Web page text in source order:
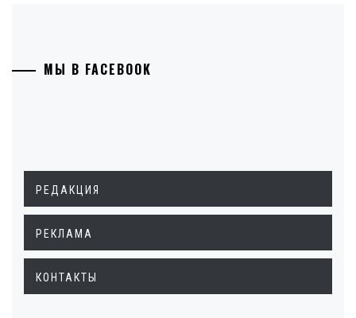
МЫ В FACEBOOK
РЕДАКЦИЯ
РЕКЛАМА
КОНТАКТЫ